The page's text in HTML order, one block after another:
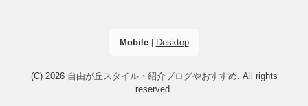
Mobile| Desktop
(C) 2026 自由が丘スタイル・紹介ブログやおすすめ . All rights
reserved.